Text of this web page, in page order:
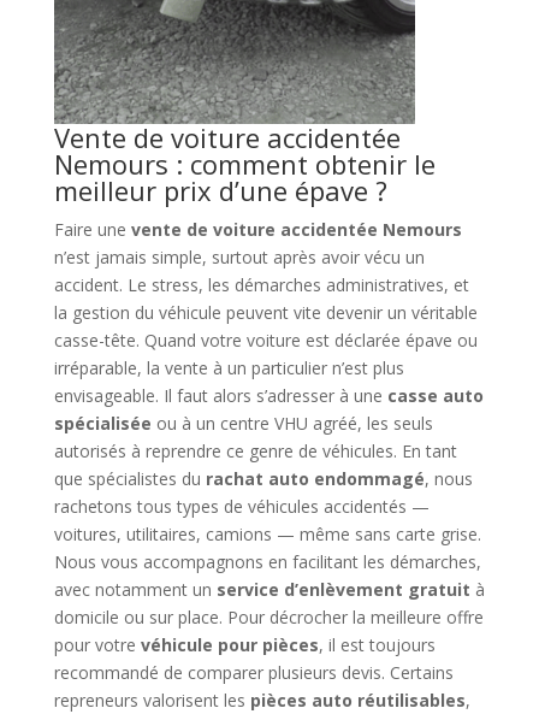
Vente de voiture accidentée
Nemours : comment obtenir le
meilleur prix d’une épave ?
Faire une vente de voiture accidentée Nemours
n’est jamais simple, surtout après avoir vécu un
accident. Le stress, les démarches administratives, et
la gestion du véhicule peuvent vite devenir un véritable
casse-tête. Quand votre voiture est déclarée épave ou
irréparable, la vente à un particulier n’est plus
envisageable. Il faut alors s’adresser à une casse auto
spécialisée ou à un centre VHU agréé, les seuls
autorisés à reprendre ce genre de véhicules. En tant
que spécialistes du rachat auto endommagé, nous
rachetons tous types de véhicules accidentés —
voitures, utilitaires, camions — même sans carte grise.
Nous vous accompagnons en facilitant les démarches,
avec notamment un service d’enlèvement gratuit à
domicile ou sur place. Pour décrocher la meilleure offre
pour votre véhicule pour pièces, il est toujours
recommandé de comparer plusieurs devis. Certains
repreneurs valorisent les pièces auto réutilisables,